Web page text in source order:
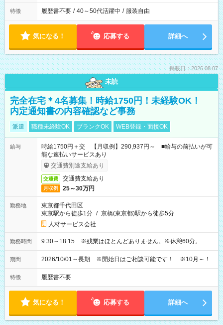
特徴 履歴書不要 / 40～50代活躍中 / 服装自由
気になる！ 応募する 詳細へ
掲載日：2026.08.07
未読
完全在宅＊4名募集！時給1750円！未経験OK！
内定通知書の内容確認など事務
派遣 職種未経験OK ブランクOK WEB登録・面接OK
給与
時給1750円＋交 【月収例】290,937円～ ■給与の前払いが可
能な速払いサービスあり
交通費別途支給あり
交通費 交通費支給あり
月収例 25～30万円
勤務地
東京都千代田区
東京駅から徒歩1分 / 京橋(東京都)駅から徒歩5分
人材サービス会社
勤務時間 9:30～18:15 ※残業はほとんどありません。※休憩60分。
期間 2026/10/01～長期 ※開始日はご相談可能です！ ※10月～！
特徴 履歴書不要
気になる！ 応募する 詳細へ